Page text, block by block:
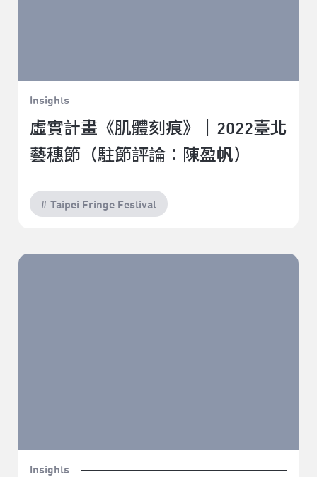
Insights
虛實計畫《肌體刻痕》｜2022臺北
藝穗節（駐節評論：陳盈帆）
# Taipei Fringe Festival
太空尋麻疹《我對龐克還是一知半解》｜2022臺北藝穗
Insights